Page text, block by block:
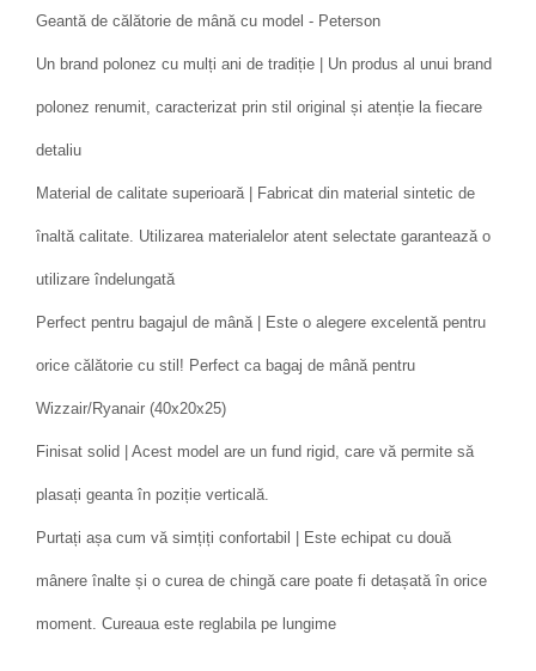
Geantă de călătorie de mână cu model - Peterson
Un brand polonez cu mulți ani de tradiție | Un produs al unui brand
polonez renumit, caracterizat prin stil original și atenție la fiecare
detaliu
Material de calitate superioară | Fabricat din material sintetic de
înaltă calitate. Utilizarea materialelor atent selectate garantează o
utilizare îndelungată
Perfect pentru bagajul de mână | Este o alegere excelentă pentru
orice călătorie cu stil! Perfect ca bagaj de mână pentru
Wizzair/Ryanair (40x20x25)
Finisat solid | Acest model are un fund rigid, care vă permite să
plasați geanta în poziție verticală.
Purtați așa cum vă simțiți confortabil | Este echipat cu două
mânere înalte și o curea de chingă care poate fi detașată în orice
moment. Cureaua este reglabila pe lungime